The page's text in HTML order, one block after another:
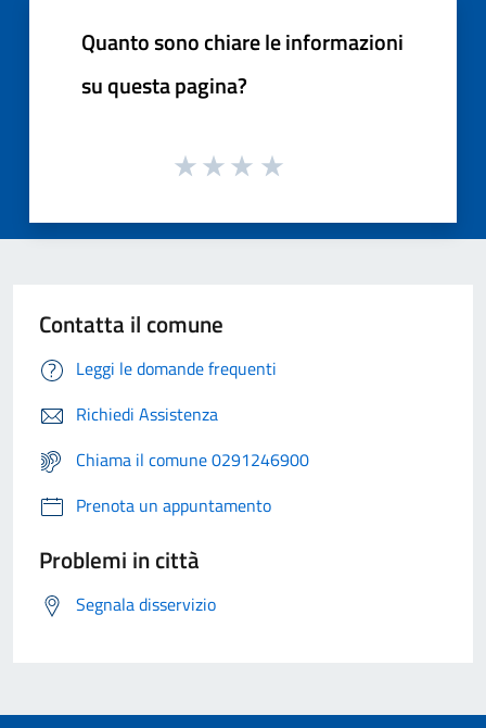
Quanto sono chiare le informazioni
su questa pagina?
Contatta il comune
Leggi le domande frequenti
Richiedi Assistenza
Chiama il comune 0291246900
Prenota un appuntamento
Problemi in città
Segnala disservizio